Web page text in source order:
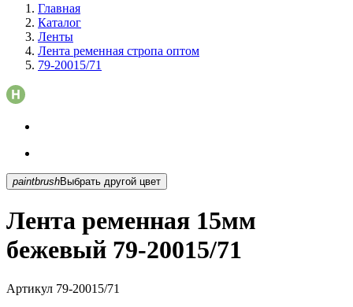
Главная
Каталог
Ленты
Лента ременная стропа оптом
79-20015/71
paintbrush Выбрать другой цвет
Лента ременная 15мм
бежевый 79-20015/71
Артикул 79-20015/71